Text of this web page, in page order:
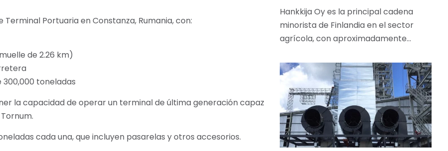
Portuaria en Constanza, Rumania, con:
de 2.26 km)
toneladas
la capacidad de operar un terminal de última generación capaz
cada una, que incluyen pasarelas y otros accesorios.
Hankkija Oy es la principal cadena
minorista de Finlandia en el sector
agrícola, con aproximadamente…